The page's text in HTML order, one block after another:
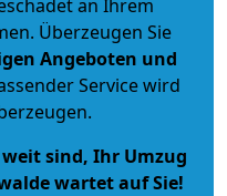
an Ihrem
Überzeugen Sie
Angeboten und
Service wird
sind, Ihr Umzug
wartet auf Sie!